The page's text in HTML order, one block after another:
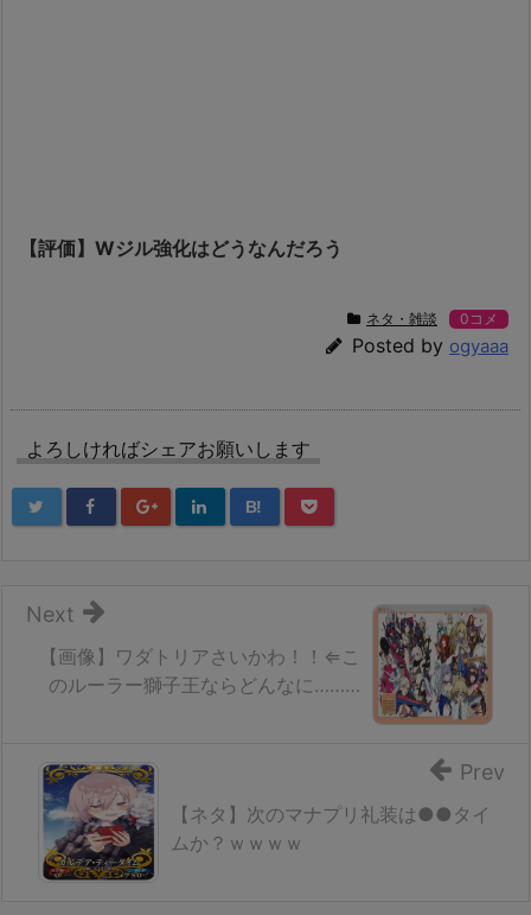
【評価】Wジル強化はどうなんだろう
ネタ・雑談 0コメ
Posted by ogyaaa
よろしければシェアお願いします
B!
【画像】ワダトリアさいかわ！！⇐こ
のルーラー獅子王ならどんなに………
Next
【ネタ】次のマナプリ礼装は●●タイ
ムか？ｗｗｗｗ
Prev